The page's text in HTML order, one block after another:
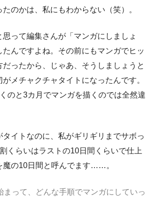
のかは、私にもわからない（笑）。
って編集さんが「マンガにしましょ
たんですよね。その前にもマンガでヒッ
だったから、じゃあ、そうしましょうと
メチャクチャタイトになったんです。
のと3カ月でマンガを描くのでは全然違
イトなのに、私がギリギリまでサボっ
くらいはラストの10日間くらいで仕上
魔の10日間と呼んでます……。
まって、どんな手順でマンガにしていっ